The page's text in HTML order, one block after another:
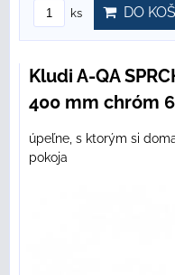
ks DO
Kludi A-QA
400 mm chróm
úpeľne, s ktorým si
pokoja